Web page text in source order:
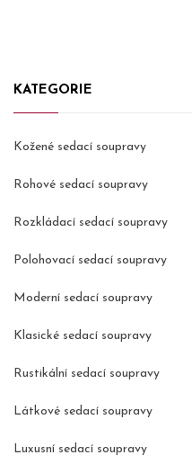
KATEGORIE
Kožené sedací soupravy
Rohové sedací soupravy
Rozkládací sedací soupravy
Polohovací sedací soupravy
Moderní sedací soupravy
Klasické sedací soupravy
Rustikální sedací soupravy
Látkové sedací soupravy
Luxusní sedací soupravy